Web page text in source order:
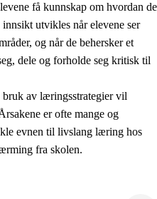
få kunnskap om hvordan de
utvikles når elevene ser
og når de behersker et
dele og forholde seg kritisk til
bruk av læringsstrategier vil
er ofte mange og
evnen til livslang læring hos
fra skolen.